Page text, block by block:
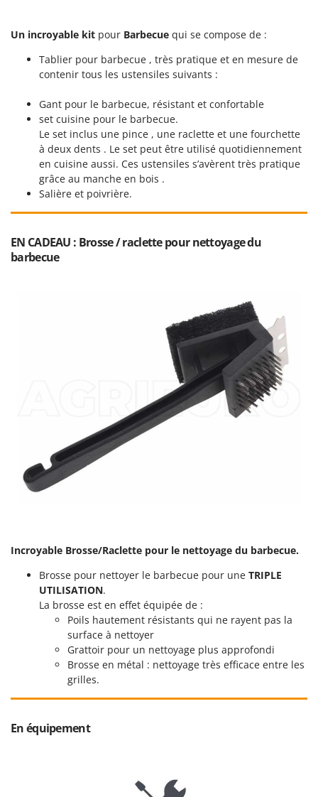
More than chef
MOSA
Mowox
MTD
New O.M.R.A.
Nilfisk
Ninja
Novital
Ompagrill
Ooni
Oriental Koshin
P
Palazzetti
Palumbo Pavi
Partisani
Paterlini
Philips
Pramac
Prismafood
Rato
Un incroyable kit pour Barbecue qui se compose de :
Tablier pour barbecue , très pratique et en mesure de
contenir tous les ustensiles suivants :
Gant pour le barbecue, résistant et confortable
set cuisine pour le barbecue.
Le set inclus une pince , une raclette et une fourchette
à deux dents . Le set peut être utilisé quotidiennement
en cuisine aussi. Ces ustensiles s’avèrent très pratique
grâce au manche en bois .
Salière et poivrière.
EN CADEAU : Brosse / raclette pour nettoyage du
barbecue
Incroyable Brosse/Raclette pour le nettoyage du barbecue.
Brosse pour nettoyer le barbecue pour une TRIPLE
UTILISATION.
La brosse est en effet équipée de :
Poils hautement résistants qui ne rayent pas la
surface à nettoyer
Grattoir pour un nettoyage plus approfondi
Brosse en métal : nettoyage très efficace entre les
grilles.
En équipement